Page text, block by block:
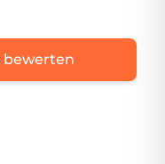
bewerten